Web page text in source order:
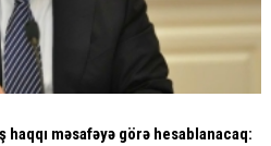
məsafəyə görə hesablanacaq: